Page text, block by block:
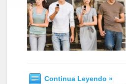
Continua Leyendo »